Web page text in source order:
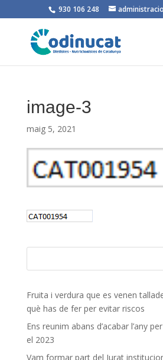
930 106 248
image-3
maig 5, 2021
Fruita i verdura que es venen
què has de fer per evitar riscos
Ens reunim abans d’acabar l’any
el 2023
Vam formar part del Jurat